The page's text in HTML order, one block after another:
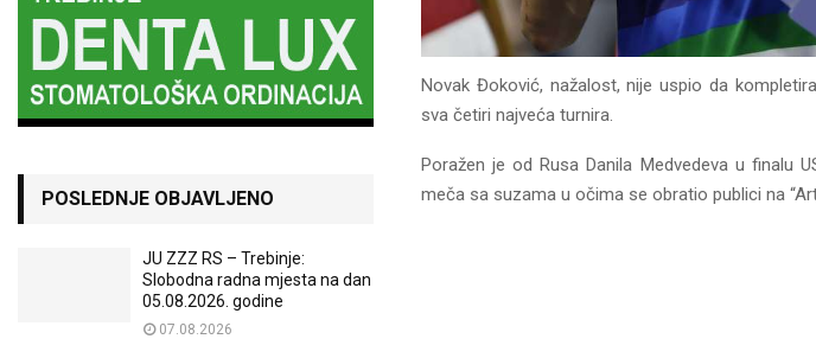
Novak Đoković, nažalost, nije uspio da
sva četiri najveća turnira.
Poražen je od Rusa Danila Medvedeva u finalu
meča sa suzama u očima se obratio publici na
POSLEDNJE OBJAVLJENO
JU ZZZ RS – Trebinje:
Slobodna radna mjesta na dan
05.08.2026. godine
07.08.2026